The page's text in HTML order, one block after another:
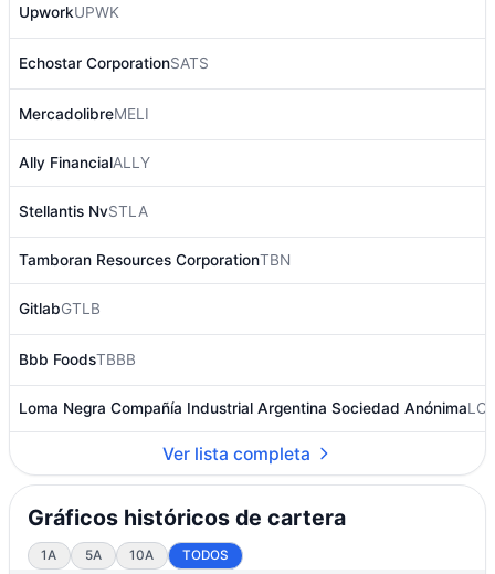
UpworkUPWK
Echostar CorporationSATS
MercadolibreMELI
Ally FinancialALLY
Stellantis NvSTLA
Tamboran Resources CorporationTBN
GitlabGTLB
Bbb FoodsTBBB
Loma Negra Compañía Industrial Argentina Sociedad Anónima
Ver lista completa
Gráficos históricos de cartera
1A 5A 10A TODOS